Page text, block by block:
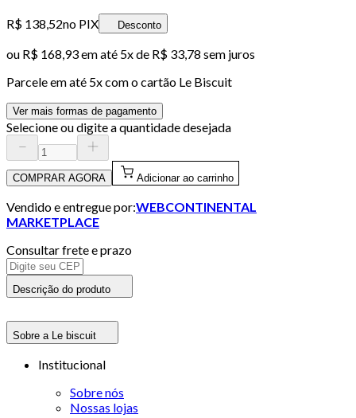
R$ 138,52no PIX Desconto
ou R$ 168,93em até 5x de R$ 33,78 sem juros
Parcele em até 5x com o cartão Le Biscuit
Ver mais formas de pagamento
Selecione ou digite a quantidade desejada
COMPRAR AGORA Adicionar ao carrinho
Vendido e entregue por:WEBCONTINENTAL
MARKETPLACE
Consultar frete e prazo
Descrição do produto
Sobre a Le biscuit
Institucional
Sobre nós
Nossas lojas